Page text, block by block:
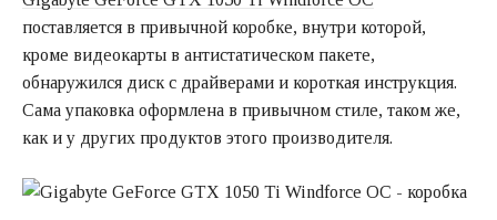
поставляется в привычной коробке, внутри которой,
кроме видеокарты в антистатическом пакете,
обнаружился диск с драйверами и короткая инструкция.
Сама упаковка оформлена в привычном стиле, таком же,
как и у других продуктов этого производителя.